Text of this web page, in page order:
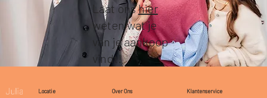
Laat onshier
weten wat je
van je aankoop
vindt!
Locatie Over Ons Klantenservice